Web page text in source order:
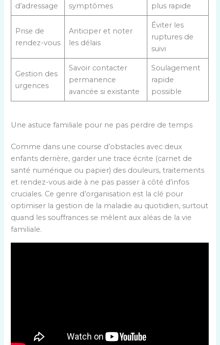
d’adressage
symptômes
plus rapide
Prise de
rendez-vous
Anticiper et noter
les délais
Éviter les
ruptures de
suivi
Gestion des
urgences
Savoir contacter
permanence
avancée si existante
Soulagement
rapide
possible
Une astuce familiale pour ne pas perdre de temps
Comme dans une course d’obstacles avec deux
enfants derrière, garder une trace écrite (carnet de
santé numérique ou papier) des douleurs, traitements
et rendez-vous aide à ne pas passer à côté d’infos
cruciales. Ce genre d’organisation est la clé pour
optimiser la gestion de la maladie au quotidien, surtout
quand les souffrances se mêlent aux aléas de la vie
familiale.